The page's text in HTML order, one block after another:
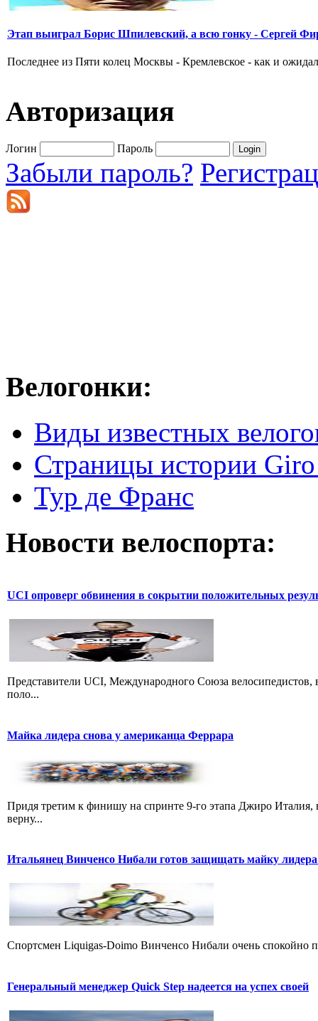
Этап выиграл Борис Шпилевский, а всю гонку - Сергей
Последнее из Пяти колец Москвы - Кремлевское - как и
Авторизация
Логин Пароль
Забыли пароль?
Велогонки:
Виды известных
Страницы истории
Тур де Франс
Новости велоспорта:
UCI опроверг обвинения в сокрытии положительных
Представители UCI, Международного Союза
поло...
Майка лидера снова у американца Феррара
Придя третим к финишу на спринте 9-го этапа Джиро
верну...
Итальянец Винченсо Нибали готов защищать майку
Cпортсмен Liquigas-Doimo Винченсо Нибали очень спокойно
Генеральный менеджер Quick Step надеется на успех своей